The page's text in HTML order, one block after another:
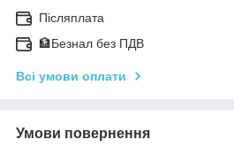
Післяплата
🏦Безнал без ПДВ
Всі умови оплати
Умови повернення